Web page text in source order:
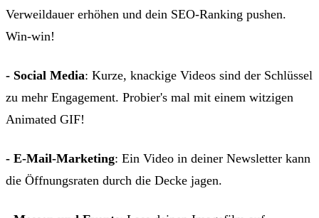
Verweildauer erhöhen und dein SEO-Ranking pushen.
Win-win!
- Social Media: Kurze, knackige Videos sind der Schlüssel
zu mehr Engagement. Probier's mal mit einem witzigen
Animated GIF!
- E-Mail-Marketing: Ein Video in deiner Newsletter kann
die Öffnungsraten durch die Decke jagen.